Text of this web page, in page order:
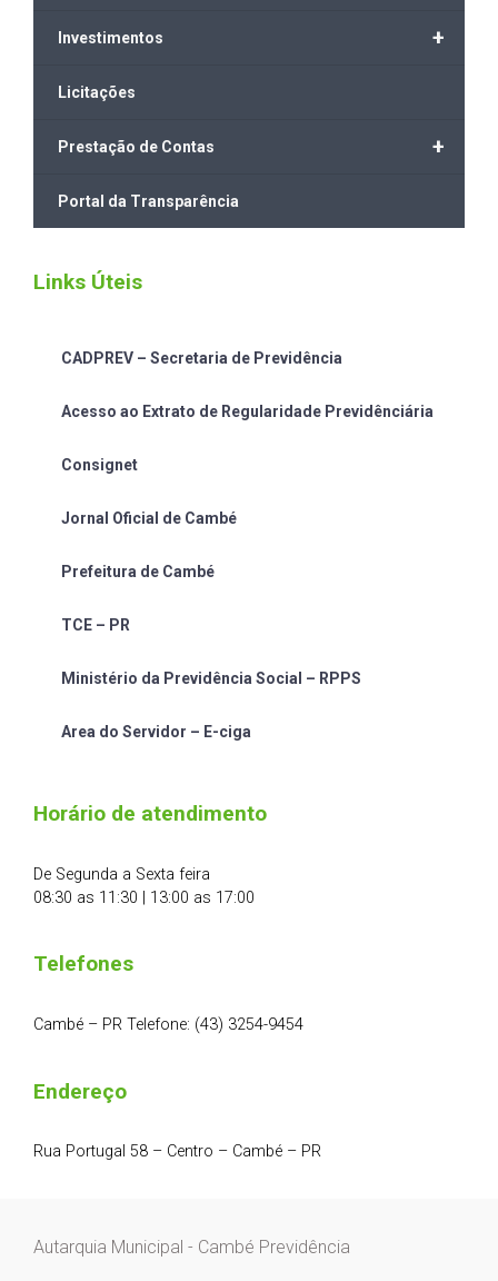
+
Investimentos
Licitações
+
Prestação de Contas
Portal da Transparência
Links Úteis
CADPREV – Secretaria de Previdência
Acesso ao Extrato de Regularidade Previdênciária
Consignet
Jornal Oficial de Cambé
Prefeitura de Cambé
TCE – PR
Ministério da Previdência Social – RPPS
Area do Servidor – E-ciga
Horário de atendimento
De Segunda a Sexta feira
08:30 as 11:30 | 13:00 as 17:00
Telefones
Cambé – PR Telefone: (43) 3254-9454
Endereço
Rua Portugal 58 – Centro – Cambé – PR
Autarquia Municipal - Cambé Previdência